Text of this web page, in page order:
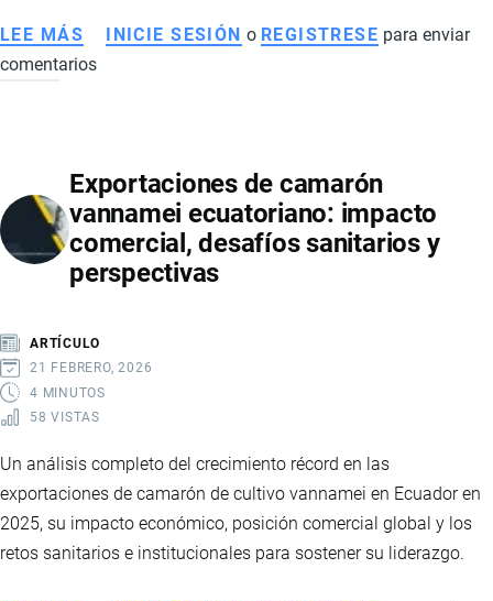
LEE MÁS SOBRE
PRODUCTOS
TRATADO
DE
LIBRE
COMERCIO
INICIE SESIÓN o REGISTRESE para enviar
comentarios
Exportaciones de camarón
vannamei ecuatoriano: impacto
comercial, desafíos sanitarios y
perspectivas
ARTÍCULO
21 FEBRERO, 2026
4 MINUTOS
58 VISTAS
Un análisis completo del crecimiento récord en las
exportaciones de camarón de cultivo vannamei en Ecuador en
2025, su impacto económico, posición comercial global y los
retos sanitarios e institucionales para sostener su liderazgo.